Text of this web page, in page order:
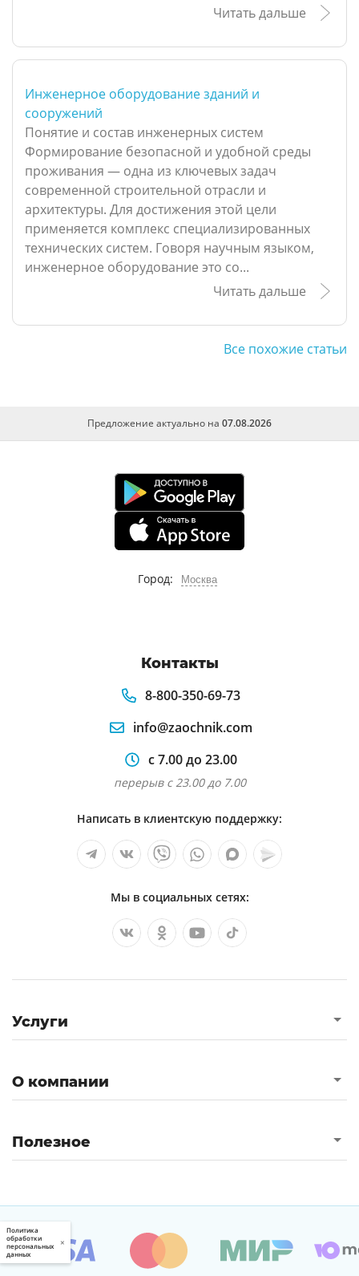
Читать дальше
Инженерное оборудование зданий и
сооружений
Понятие и состав инженерных систем
Формирование безопасной и удобной среды
проживания — одна из ключевых задач
современной строительной отрасли и
архитектуры. Для достижения этой цели
применяется комплекс специализированных
технических систем. Говоря научным языком,
инженерное оборудование это со...
Читать дальше
Все похожие статьи
Предложение актуально на 07.08.2026
Город: Москва
Контакты
8-800-350-69-73
info@zaochnik.com
с 7.00 до 23.00
перерыв с 23.00 до 7.00
Написать в клиентскую поддержку:
Мы в социальных сетях:
Услуги
О компании
Полезное
Политика
обработки
персональных
данных
×